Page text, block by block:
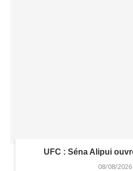
UFC : Séna Alipui
08/08/2026